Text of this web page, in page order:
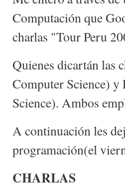
Computación que
charlas "Tour Peru
Quienes dicartán las
Computer Science)
Science). Ambos
A continuación les
programación(el
CHARLAS